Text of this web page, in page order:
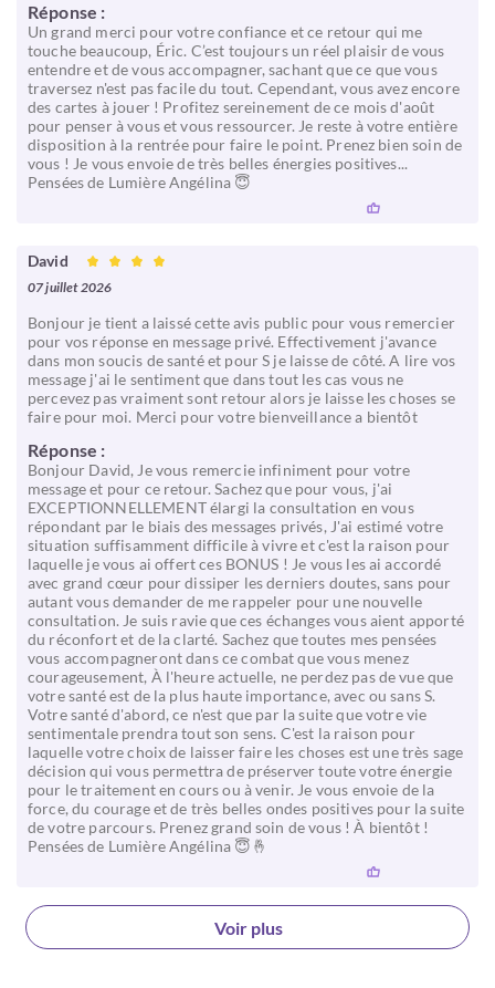
Réponse :
Un grand merci pour votre confiance et ce retour qui me
touche beaucoup, Éric. C’est toujours un réel plaisir de vous
entendre et de vous accompagner, sachant que ce que vous
traversez n'est pas facile du tout. Cependant, vous avez encore
des cartes à jouer ! Profitez sereinement de ce mois d'août
pour penser à vous et vous ressourcer. Je reste à votre entière
disposition à la rentrée pour faire le point. Prenez bien soin de
vous ! Je vous envoie de très belles énergies positives...
Pensées de Lumière Angélina 😇
David
07 juillet 2026
Bonjour je tient a laissé cette avis public pour vous remercier
pour vos réponse en message privé. Effectivement j'avance
dans mon soucis de santé et pour S je laisse de côté. A lire vos
message j'ai le sentiment que dans tout les cas vous ne
percevez pas vraiment sont retour alors je laisse les choses se
faire pour moi. Merci pour votre bienveillance a bientôt
Réponse :
Bonjour David, Je vous remercie infiniment pour votre
message et pour ce retour. Sachez que pour vous, j'ai
EXCEPTIONNELLEMENT élargi la consultation en vous
répondant par le biais des messages privés, J'ai estimé votre
situation suffisamment difficile à vivre et c'est la raison pour
laquelle je vous ai offert ces BONUS ! Je vous les ai accordé
avec grand cœur pour dissiper les derniers doutes, sans pour
autant vous demander de me rappeler pour une nouvelle
consultation. Je suis ravie que ces échanges vous aient apporté
du réconfort et de la clarté. Sachez que toutes mes pensées
vous accompagneront dans ce combat que vous menez
courageusement, À l'heure actuelle, ne perdez pas de vue que
votre santé est de la plus haute importance, avec ou sans S.
Votre santé d'abord, ce n'est que par la suite que votre vie
sentimentale prendra tout son sens. C'est la raison pour
laquelle votre choix de laisser faire les choses est une très sage
décision qui vous permettra de préserver toute votre énergie
pour le traitement en cours ou à venir. Je vous envoie de la
force, du courage et de très belles ondes positives pour la suite
de votre parcours. Prenez grand soin de vous ! À bientôt !
Pensées de Lumière Angélina 😇🤞
Voir plus